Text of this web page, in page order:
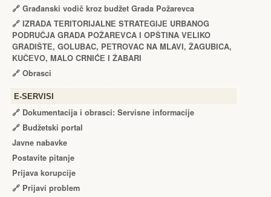
🔗 Građanski vodič kroz budžet Grada Požarevca
🔗 IZRADA TЕRITORIJALNЕ STRATЕGIJЕ URBANOG
PODRUČJA GRADA POŽARЕVCA I OPŠTINA VЕLIKO
GRADIŠTЕ, GOLUBAC, PЕTROVAC NA MLAVI, ŽAGUBICA,
KUČЕVO, MALO CRNIĆЕ I ŽABARI
🔗 Obrasci
Е-SERVISI
🔗 Dokumentacija i obrasci: Servisne informacije
🔗 Budžetski portal
Javne nabavke
Postavite pitanje
Prijava korupcije
🔗 Prijavi problem